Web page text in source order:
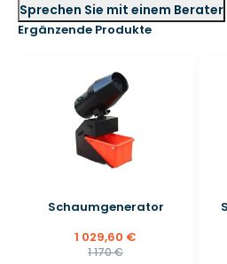
Sprechen Sie mit einem Berater
Ergänzende Produkte
Schaumgenerator
1 029,60 €
1 170 €